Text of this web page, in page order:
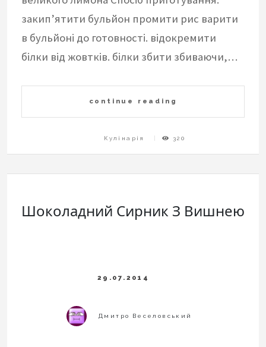
закип’ятити бульйон промити рис варити
в бульйоні до готовності. відокремити
білки від жовтків. білки збити збиваючи,…
continue reading
Кулінарія 320
Шоколадний Сирник З Вишнею